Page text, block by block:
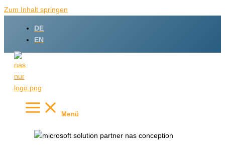
Zum Inhalt springen
DE
EN
Menü